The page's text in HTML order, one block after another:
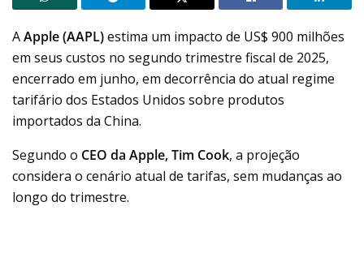
AApple (AAPL)estima um impacto de US$ 900 milhões
em seus custos no segundo trimestre fiscal de 2025,
encerrado em junho, em decorrência do atual regime
tarifário dos Estados Unidos sobre produtos
importados da China.
Segundo o CEO da Apple, Tim Cook, a projeção
considera o cenário atual de tarifas, sem mudanças ao
longo do trimestre.